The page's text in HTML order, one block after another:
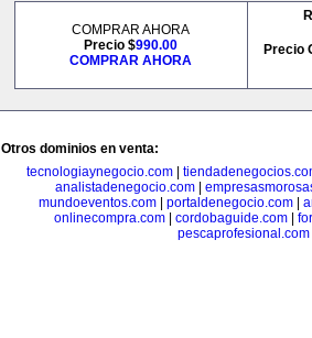
COMPRAR AHORA
Precio $990.00
COMPRAR AHORA
Precio
Otros dominios en venta:
tecnologiaynegocio.com
analistadenegocio.com
mundoeventos.com| portaldenegocio.com|
onlinecompra.com| cordobaguide.com|
pescaprofesional.com